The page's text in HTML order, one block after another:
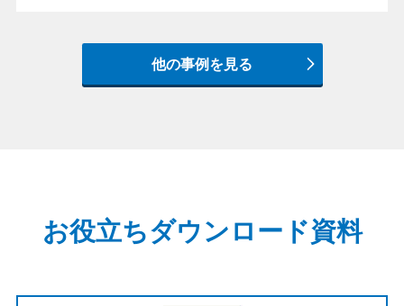
他の事例を見る
お役立ちダウンロード資料